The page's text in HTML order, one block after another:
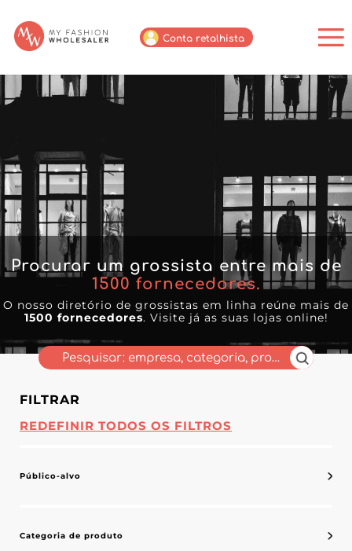
Conta retalhista
Procurar um grossista entre mais de
1500 fornecedores.
O nosso diretório de grossistas em linha reúne mais de
1500 fornecedores. Visite já as suas lojas online!
FILTRAR
REDEFINIR TODOS OS FILTROS
Público-alvo
Categoria de produto